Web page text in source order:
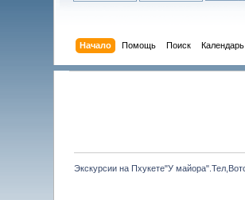
Начало Помощь Поиск Календарь
Экскурсии на Пхукете"У